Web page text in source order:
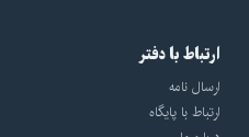
ارتباط با دفتر
ارسال نامه
ارتباط با پایگاه